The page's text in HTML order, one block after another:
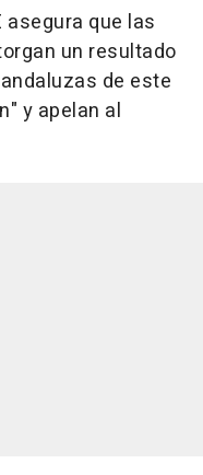
asegura que las
un resultado
de este
y apelan al